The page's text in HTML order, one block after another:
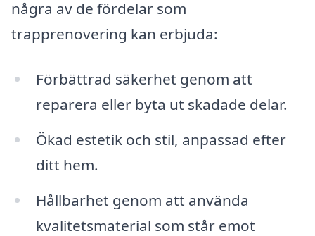
några av de fördelar som
trapprenovering kan erbjuda:
Förbättrad säkerhet genom att
reparera eller byta ut skadade delar.
Ökad estetik och stil, anpassad efter
ditt hem.
Hållbarhet genom att använda
kvalitetsmaterial som står emot